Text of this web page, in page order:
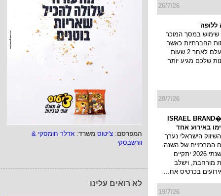
המפרסם: צ'יטוס משרד: אדלר חומסקי &
וורשבסקי
לא רואים עלינו
26/7/26
שימוש במסך המוכר
החברתיות כאשר
הסטורי שלך נעלם לאחר 2 שעות
שלכם מגיע יותר
20/7/26
כנס המיתוג ו�ISRAEL BRAND
הישראלי נערך
המרכזיים של השנה.
כנס המיתוג השנתי 2026 יתקיים
מורחבת, וישלב
בכרטיס אח...
19/7/26